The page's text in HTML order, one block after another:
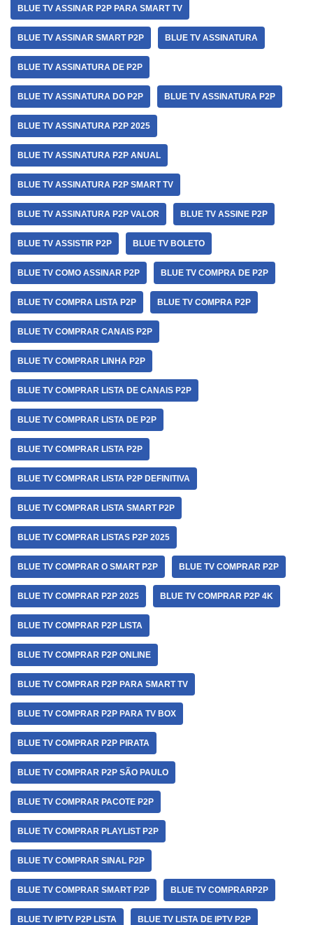
BLUE TV ASSINAR P2P PARA SMART TV
BLUE TV ASSINAR SMART P2P BLUE TV ASSINATURA
BLUE TV ASSINATURA DE P2P
BLUE TV ASSINATURA DO P2P BLUE TV ASSINATURA P2P
BLUE TV ASSINATURA P2P 2025
BLUE TV ASSINATURA P2P ANUAL
BLUE TV ASSINATURA P2P SMART TV
BLUE TV ASSINATURA P2P VALOR BLUE TV ASSINE P2P
BLUE TV ASSISTIR P2P BLUE TV BOLETO
BLUE TV COMO ASSINAR P2P BLUE TV COMPRA DE P2P
BLUE TV COMPRA LISTA P2P BLUE TV COMPRA P2P
BLUE TV COMPRAR CANAIS P2P
BLUE TV COMPRAR LINHA P2P
BLUE TV COMPRAR LISTA DE CANAIS P2P
BLUE TV COMPRAR LISTA DE P2P
BLUE TV COMPRAR LISTA P2P
BLUE TV COMPRAR LISTA P2P DEFINITIVA
BLUE TV COMPRAR LISTA SMART P2P
BLUE TV COMPRAR LISTAS P2P 2025
BLUE TV COMPRAR O SMART P2P BLUE TV COMPRAR P2P
BLUE TV COMPRAR P2P 2025 BLUE TV COMPRAR P2P 4K
BLUE TV COMPRAR P2P LISTA
BLUE TV COMPRAR P2P ONLINE
BLUE TV COMPRAR P2P PARA SMART TV
BLUE TV COMPRAR P2P PARA TV BOX
BLUE TV COMPRAR P2P PIRATA
BLUE TV COMPRAR P2P SÃO PAULO
BLUE TV COMPRAR PACOTE P2P
BLUE TV COMPRAR PLAYLIST P2P
BLUE TV COMPRAR SINAL P2P
BLUE TV COMPRAR SMART P2P BLUE TV COMPRARP2P
BLUE TV IPTV P2P LISTA BLUE TV LISTA DE IPTV P2P